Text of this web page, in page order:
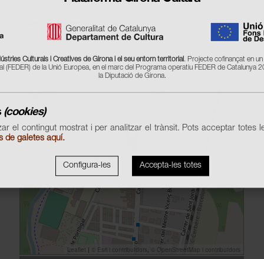
Culturals i Creatives de Girona i el seu entorn territorial. Projecte cofinançat en
(FEDER) de la Unió Europea, en el marc del Programa operatiu FEDER de Catalunya
la Diputació de Girona.
(cookies)
el contingut mostrat i per analitzar el trànsit. Pots acceptar totes
de galetes aquí.
Configura-les Accepta-les totes
Compartir